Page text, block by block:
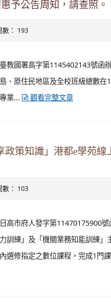
予公告周知，請查照。
數： 193
教國署高字第1145402143號函
、原住民地區及全校班級總數
業...
觀看完整文章
政策知識」港都e學苑
數： 103
高市府人發字第11470175900
訓練」及「機關業務知能訓練
選修指定之數位課程，完成1門